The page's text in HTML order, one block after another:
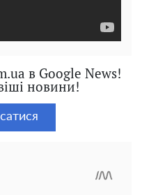
в Google News!
новини!